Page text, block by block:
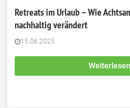
Retreats im Urlaub – Wie
nachhaltig verändert
15.06.2025
Weiterlesen